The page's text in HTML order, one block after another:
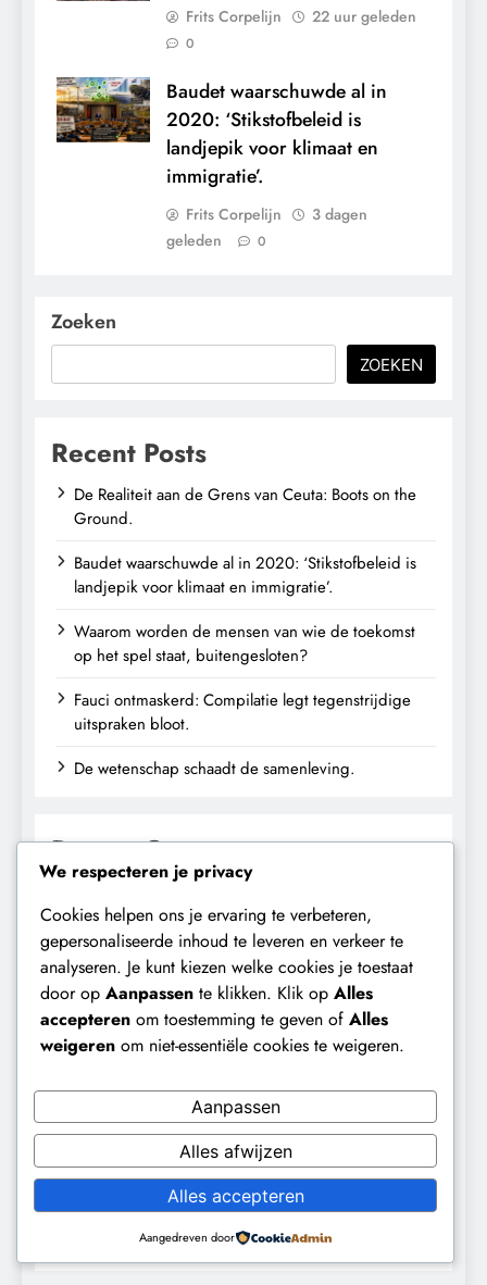
Frits Corpelijn 22 uur geleden
0
Baudet waarschuwde al in
2020: ‘Stikstofbeleid is
landjepik voor klimaat en
immigratie’.
Frits Corpelijn
3 dagen
geleden
0
Zoeken
ZOEKEN
Recent Posts
De Realiteit aan de Grens van Ceuta: Boots on the
Ground.
Baudet waarschuwde al in 2020: ‘Stikstofbeleid is
landjepik voor klimaat en immigratie’.
Waarom worden de mensen van wie de toekomst
op het spel staat, buitengesloten?
Fauci ontmaskerd: Compilatie legt tegenstrijdige
uitspraken bloot.
De wetenschap schaadt de samenleving.
Recent Comments
corona: persoonlijke schade, politieke strijd en de
open vragen van een crisis.
viperwin italyopDe toren die de wereld aanstuurt.
LionelopFrans Timmermans: de belofte, de
valkuilen en 12 redenen tot zorg.
pneumonia medical reference
fundament: Oorlog, beleid en rantsoenering in een
tijd van escalatie.
penicillin allergy hivesopStikstof, wetenschap en
politiek: hoe een Kamerdebat de kern van het
Nederlandse natuurbeleid blootlegde
We respecteren je privacy
Cookies helpen ons je ervaring te verbeteren,
gepersonaliseerde inhoud te leveren en verkeer te
analyseren. Je kunt kiezen welke cookies je toestaat
door op Aanpassen te klikken. Klik op Alles
accepteren om toestemming te geven of Alles
weigeren om niet-essentiële cookies te weigeren.
Aanpassen
Alles afwijzen
Alles accepteren
Aangedreven door